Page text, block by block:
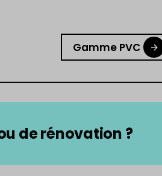
Gamme PVC
de rénovation ?